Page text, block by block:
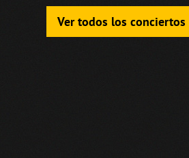
Ver todos los conciertos